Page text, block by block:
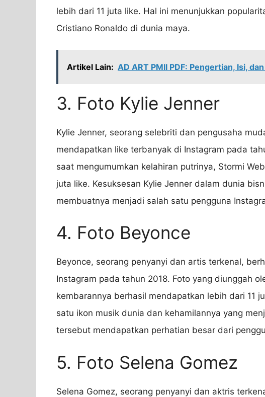
lebih dari 11 juta like. Hal ini menunjukkan
Cristiano Ronaldo di dunia maya.
Artikel Lain: AD ART PMII PDF: Pengertian, Isi,
3. Foto Kylie Jenner
Kylie Jenner, seorang selebriti dan pengusaha
mendapatkan like terbanyak di Instagram pada
saat mengumumkan kelahiran putrinya, Stormi
juta like. Kesuksesan Kylie Jenner dalam dunia
membuatnya menjadi salah satu pengguna
4. Foto Beyonce
Beyonce, seorang penyanyi dan artis terkenal,
Instagram pada tahun 2018. Foto yang diunggah
kembarannya berhasil mendapatkan lebih dari 11
satu ikon musik dunia dan kehamilannya yang
tersebut mendapatkan perhatian besar dari
5. Foto Selena Gomez
Selena Gomez, seorang penyanyi dan aktris